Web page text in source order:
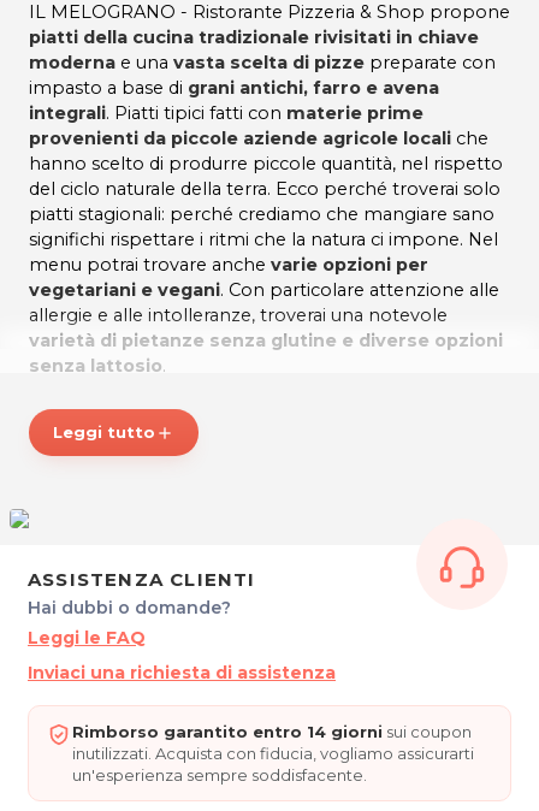
IL MELOGRANO - Ristorante Pizzeria & Shop propone
piatti della cucina tradizionale rivisitati in chiave
moderna e una vasta scelta di pizze preparate con
impasto a base di grani antichi, farro e avena
integrali. Piatti tipici fatti con materie prime
provenienti da piccole aziende agricole locali che
hanno scelto di produrre piccole quantità, nel rispetto
del ciclo naturale della terra. Ecco perché troverai solo
piatti stagionali: perché crediamo che mangiare sano
significhi rispettare i ritmi che la natura ci impone. Nel
menu potrai trovare anche varie opzioni per
vegetariani e vegani. Con particolare attenzione alle
allergie e alle intolleranze, troverai una notevole
varietà di pietanze senza glutine e diverse opzioni
senza lattosio.
di prodotti e specialità
Piatti genuini con ingredienti di primissima qualità,
Tutti i giorni: 12.00 - 14.30 / 18.00 23.30
IL MELOGRANO - Ristorante Pizzeria & Shop
Contrada Villachiara, 34
33057 Palmanova (UD)
Tel. 0432 920271
P.IVA 02750780302
Per ulteriori informazioni sull'offerta o sulle modalità di
acquisto scrivi a
Leggi tutto add
ASSISTENZA CLIENTI
Hai dubbi o domande?
Leggi le FAQ
Inviaci una richiesta di assistenza
Rimborso garantito entro 14 giorni sui coupon
inutilizzati. Acquista con fiducia, vogliamo assicurarti
un'esperienza sempre soddisfacente.